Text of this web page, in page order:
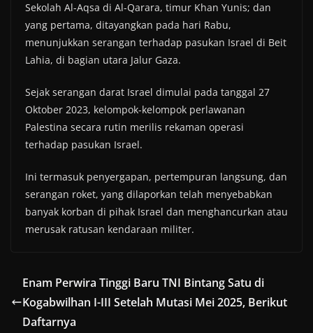
Sekolah Al-Aqsa di Al-Qarara, timur Khan Yunis; dan
yang pertama, ditayangkan pada hari Rabu,
menunjukkan serangan terhadap pasukan Israel di Beit
Lahia, di bagian utara Jalur Gaza.
Sejak serangan darat Israel dimulai pada tanggal 27
Oktober 2023, kelompok-kelompok perlawanan
Palestina secara rutin merilis rekaman operasi
terhadap pasukan Israel.
Ini termasuk penyergapan, pertempuran langsung, dan
serangan roket, yang dilaporkan telah menyebabkan
banyak korban di pihak Israel dan menghancurkan atau
merusak ratusan kendaraan militer.
Enam Perwira Tinggi Baru TNI Bintang Satu di
Kogabwilhan I-III Setelah Mutasi Mei 2025, Berikut
Daftarnya